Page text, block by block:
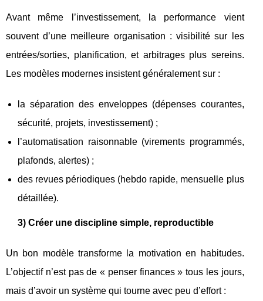
Avant même l’investissement, la performance vient
souvent d’une meilleure organisation : visibilité sur les
entrées/sorties, planification, et arbitrages plus sereins.
Les modèles modernes insistent généralement sur :
la séparation des enveloppes (dépenses courantes,
sécurité, projets, investissement) ;
l’automatisation raisonnable (virements programmés,
plafonds, alertes) ;
des revues périodiques (hebdo rapide, mensuelle plus
détaillée).
3) Créer une discipline simple, reproductible
Un bon modèle transforme la motivation en habitudes.
L’objectif n’est pas de « penser finances » tous les jours,
mais d’avoir un système qui tourne avec peu d’effort :